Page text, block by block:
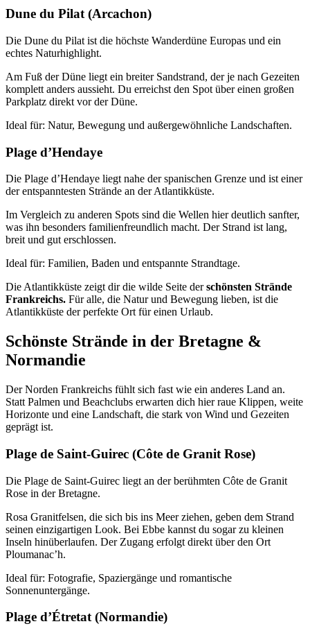
Dune du Pilat (Arcachon)
Die Dune du Pilat ist die höchste Wanderdüne Europas und ein
echtes Naturhighlight.
Am Fuß der Düne liegt ein breiter Sandstrand, der je nach Gezeiten
komplett anders aussieht. Du erreichst den Spot über einen großen
Parkplatz direkt vor der Düne.
Ideal für: Natur, Bewegung und außergewöhnliche Landschaften.
Plage d’Hendaye
Die Plage d’Hendaye liegt nahe der spanischen Grenze und ist einer
der entspanntesten Strände an der Atlantikküste.
Im Vergleich zu anderen Spots sind die Wellen hier deutlich sanfter,
was ihn besonders familienfreundlich macht. Der Strand ist lang,
breit und gut erschlossen.
Ideal für: Familien, Baden und entspannte Strandtage.
Die Atlantikküste zeigt dir die wilde Seite derschönsten Strände
Frankreichs. Für alle, die Natur und Bewegung lieben, ist die
Atlantikküste der perfekte Ort für einen Urlaub.
Schönste Strände in der Bretagne &
Normandie
Der Norden Frankreichs fühlt sich fast wie ein anderes Land an.
Statt Palmen und Beachclubs erwarten dich hier raue Klippen, weite
Horizonte und eine Landschaft, die stark von Wind und Gezeiten
geprägt ist.
Plage de Saint-Guirec (Côte de Granit Rose)
Die Plage de Saint-Guirec liegt an der berühmten Côte de Granit
Rose in der Bretagne.
Rosa Granitfelsen, die sich bis ins Meer ziehen, geben dem Strand
seinen einzigartigen Look. Bei Ebbe kannst du sogar zu kleinen
Inseln hinüberlaufen. Der Zugang erfolgt direkt über den Ort
Ploumanac’h.
Ideal für: Fotografie, Spaziergänge und romantische
Sonnenuntergänge.
Plage d’Étretat (Normandie)